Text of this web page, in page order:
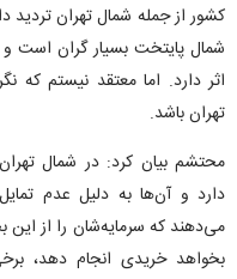
کشور از جمله شمال تهران تردید
شمال پایتخت بسیار گران است و
اثر دارد. اما معتقد نیستم که
تهران باشد.
محتشم بیان کرد: در شمال
دارد و آن‌ها به دلیل عدم
می‌دهند که سرمایه‌شان را از
بخواهد خریدی انجام دهد،